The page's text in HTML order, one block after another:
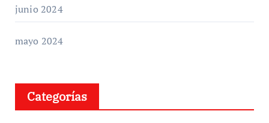
junio 2024
mayo 2024
Categorías